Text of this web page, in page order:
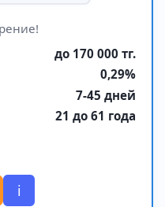
до 170 000 тг.
0,29%
7-45 дней
21 до 61 года
i